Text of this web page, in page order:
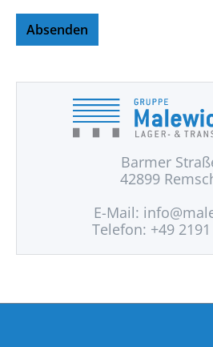
Absenden
Barmer
42899
E-Mail:
Telefon: +49